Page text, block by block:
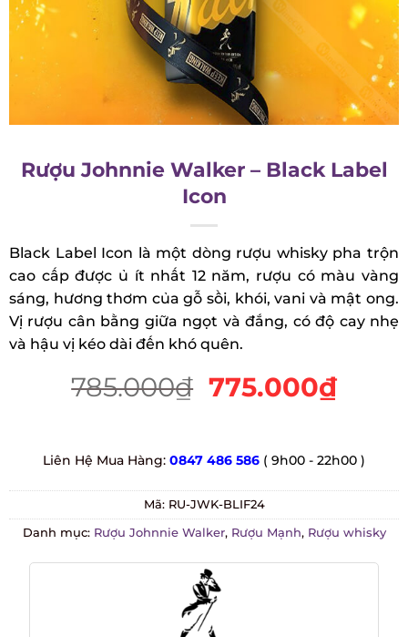
Rượu Johnnie Walker – Black Label
Icon
Black Label Icon là một dòng rượu whisky pha
trộn cao cấp được ủ ít nhất 12 năm, rượu có màu
vàng sáng, hương thơm của gỗ sồi, khói, vani và
mật ong. Vị rượu cân bằng giữa ngọt và đắng, có
độ cay nhẹ và hậu vị kéo dài đến khó quên.
785.000₫ 775.000₫
Liên Hệ Mua Hàng:0847 486 586 ( 9h00 - 22h00 )
Mã:RU-JWK-BLIF24
Danh mục:Rượu Johnnie Walker,Rượu Mạnh,Rượu whisky